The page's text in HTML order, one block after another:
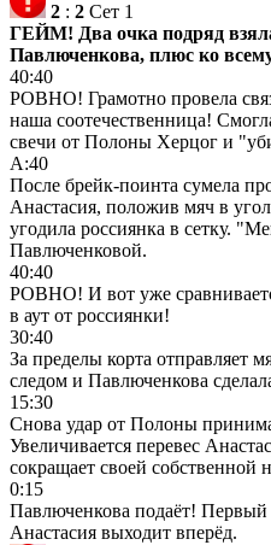
2 : 2 Сет 1
ГЕЙМ! Два очка подряд
Павлюченкова, плюс ко
40:40
РОВНО! Грамотно провела
наша соотечественница!
свечи от Полоны Херцог и
А:40
После брейк-поинта сумела
Анастасия, положив мяч в
угодила россиянка в сетку.
Павлюченковой.
40:40
РОВНО! И вот уже
в аут от россиянки!
30:40
За пределы корта отправляет
следом и Павлюченкова
15:30
Снова удар от Полоны
Увеличивается перевес
сокращает своей собственной
0:15
Павлюченкова подаёт! Первый
Анастасия выходит вперёд.